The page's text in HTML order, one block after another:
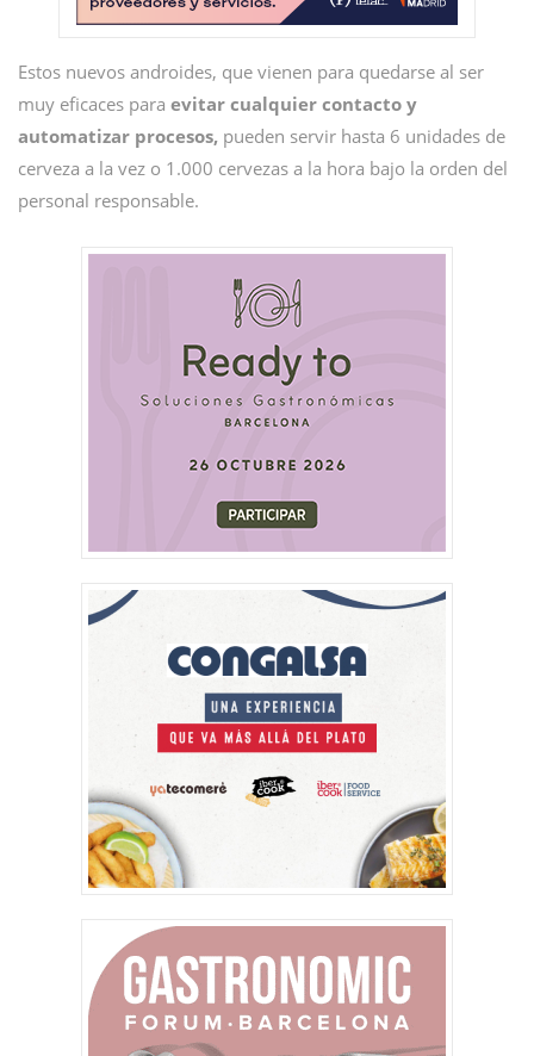
Estos nuevos androides, que vienen para quedarse al ser
muy eficaces para evitar cualquier contacto y
automatizar procesos, pueden servir hasta 6 unidades de
cerveza a la vez o 1.000 cervezas a la hora bajo la orden del
personal responsable.